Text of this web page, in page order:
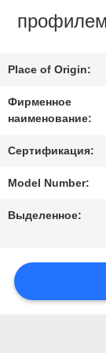
КАЧЕСТВА
МЫ
НОВОСТИ
СЛУЧАИ
Place of Origin:
Фирменное
наименование:
Сертификация:
Model Number:
Выделенное: